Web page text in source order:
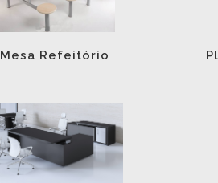
Mesa Refeitório